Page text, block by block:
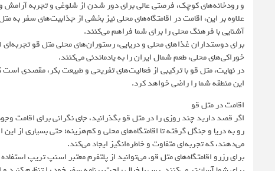
و رودخانه‌های کوچک، فرصتی عالی برای دور شدن از شلوغی و تجربه
علاوه بر این، اقامت در اقامتگاه‌های محلی نیز بخشی از جذابیت‌های سفر به
آشنایی با فرهنگ محلی را برای شما فراهم می‌کنند.
برای دوستداران غذاهای محلی و دریایی، رستوران‌های محلی متل قو تجربه‌ای
خوراکی‌های محلی، طعم شمال ایران را به یادماندنی می‌کنند.
در نهایت، متل قو با ترکیبی از فعالیت‌های تفریحی و طبیعت بکر، مقصدی
این منطقه شما را راضی خواهد کرد.
اقامت در متل قو
اگر قصد دارید چند روزی را در متل قو بگذرانید، جای نگرانی برای اقامت
رو به دریا و جنگل گرفته تا اقامتگاه‌های محلی و کم‌هزینه؛ حتی بسیاری از این
می‌دهند، که تجربه‌ای متفاوت و خاطره‌انگیز ایجاد می‌کند.
برای رزرو اقامتگاه‌های متل قو، می‌توانید از پلتفرم‌ معتبر اسنپ تریپ